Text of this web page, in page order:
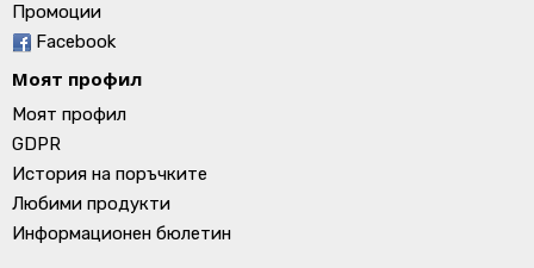
Промоции
Facebook
Моят профил
Моят профил
GDPR
История на поръчките
Любими продукти
Информационен бюлетин